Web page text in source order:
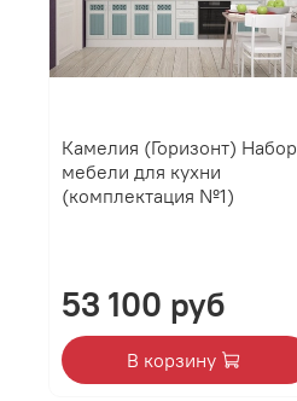
Камелия (Горизонт) Набор
мебели для кухни
(комплектация №1)
53 100 руб
В корзину